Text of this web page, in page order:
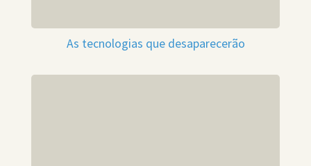
As tecnologias que desaparecerão